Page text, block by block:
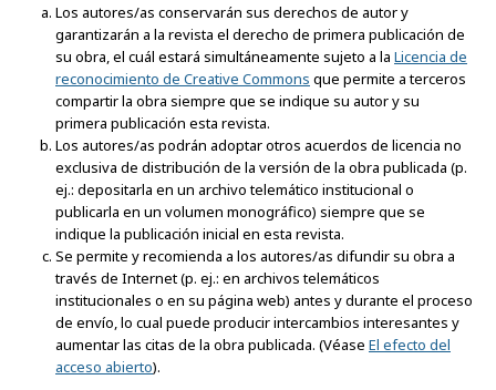
Los autores/as conservarán sus derechos de autor y
garantizarán a la revista el derecho de primera publicación de
su obra, el cuál estará simultáneamente sujeto a la Licencia de
reconocimiento de Creative Commons que permite a terceros
compartir la obra siempre que se indique su autor y su
primera publicación esta revista.
Los autores/as podrán adoptar otros acuerdos de licencia no
exclusiva de distribución de la versión de la obra publicada (p.
ej.: depositarla en un archivo telemático institucional o
publicarla en un volumen monográfico) siempre que se
indique la publicación inicial en esta revista.
Se permite y recomienda a los autores/as difundir su obra a
través de Internet (p. ej.: en archivos telemáticos
institucionales o en su página web) antes y durante el proceso
de envío, lo cual puede producir intercambios interesantes y
aumentar las citas de la obra publicada. (Véase El efecto del
acceso abierto).